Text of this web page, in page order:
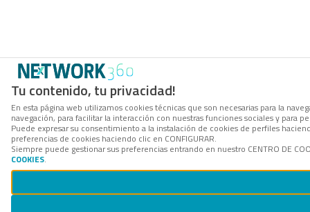
Tu contenido, tu privacidad!
En esta página web utilizamos cookies técnicas que son necesarias para la
navegación, para facilitar la interacción con nuestras funciones sociales y
Puede expresar su consentimiento a la instalación de cookies de perfiles
preferencias de cookies haciendo clic en CONFIGURAR.
Siempre puede gestionar sus preferencias entrando en nuestro CENTRO DE
COOKIES.